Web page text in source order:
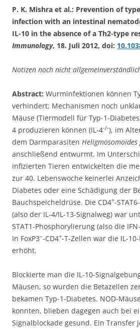
P. K. Mishra et al.: Prevention of
infection with an intestinal
IL-10 in the absence of a Th2-type
Immunology, 18. Juli 2012, doi:
Notizen noch nicht
Abstract: Wurminfektionen können
verhindert; Mechanismen noch
Mäuse (Tiermodell für Typ-1-
4 produzieren können (IL-4-/-), im
dem Darmparasiten Heligmosomoides
anschließend entwurmt. Im
infizierten Tieren entwickelten die
zur 40. Lebenswoche keinerlei
Diabetes oder eine Schädigung der
Bauchspeicheldrüse. Die CD4+-
(also der IL-4/IL-13-Signalweg) war
STAT1-Phosphorylierung (also die
In FoxP3–-CD4+-T-Zellen war die IL-
erhöht.
Blockierte man die IL-10-
Mäusen, so wurden die Betazellen
bekamen Typ-1-Diabetes. NOD-
konnten, blieben dagegen auch bei
Signalblockade gesund. Ein Transfer